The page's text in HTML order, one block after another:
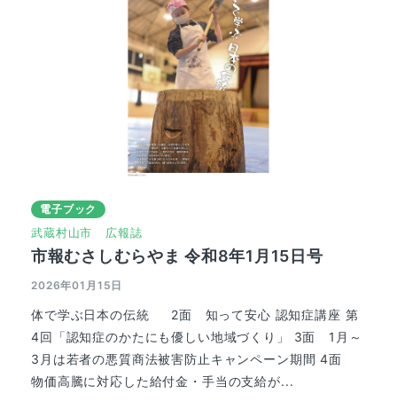
電子ブック
武蔵村山市 広報誌
市報むさしむらやま 令和8年1月15日号
2026年01月15日
体で学ぶ日本の伝統 2面 知って安心 認知症講座 第
4回「認知症のかたにも優しい地域づくり」 3面 1月～
3月は若者の悪質商法被害防止キャンペーン期間 4面
物価高騰に対応した給付金・手当の支給が...